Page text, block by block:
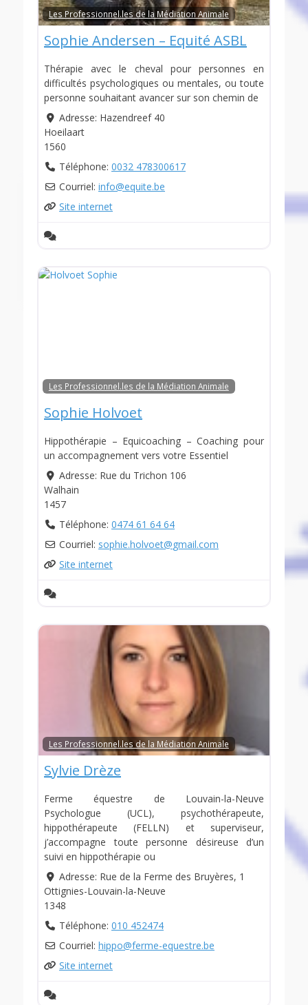
Les Professionnel.les de la Médiation Animale
Sophie Andersen – Equité ASBL
Thérapie avec le cheval pour personnes en
difficultés psychologiques ou mentales, ou toute
personne souhaitant avancer sur son chemin de
Adresse: Hazendreef 40
Hoeilaart
1560
Téléphone: 0032 478300617
Courriel: info@equite.be
Site internet
Les Professionnel.les de la Médiation Animale
Sophie Holvoet
Hippothérapie – Equicoaching – Coaching pour
un accompagnement vers votre Essentiel
Adresse: Rue du Trichon 106
Walhain
1457
Téléphone: 0474 61 64 64
Courriel: sophie.holvoet@gmail.com
Site internet
Les Professionnel.les de la Médiation Animale
Sylvie Drèze
Ferme équestre de Louvain-la-Neuve
Psychologue (UCL), psychothérapeute,
hippothérapeute (FELLN) et superviseur,
j’accompagne toute personne désireuse d’un
suivi en hippothérapie ou
Adresse: Rue de la Ferme des Bruyères, 1
Ottignies-Louvain-la-Neuve
1348
Téléphone: 010 452474
Courriel: hippo@ferme-equestre.be
Site internet